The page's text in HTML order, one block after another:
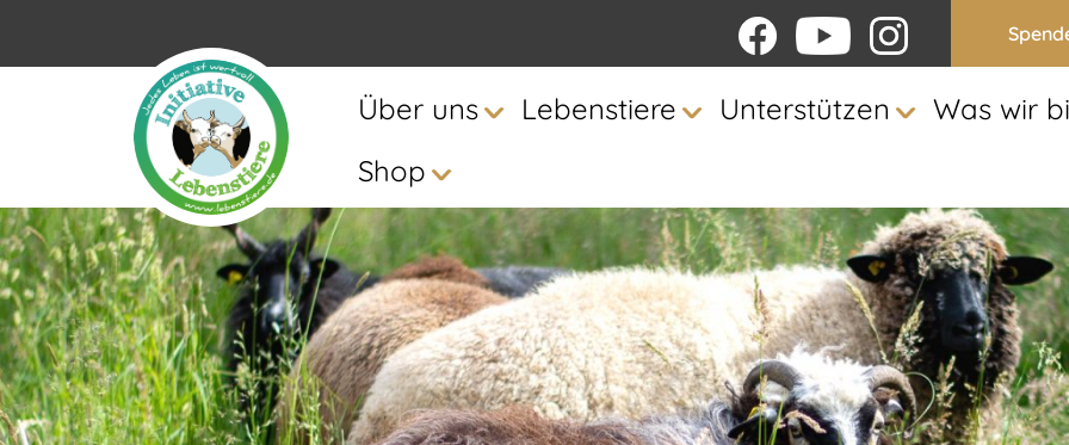
Über uns Lebenstiere Unterstützen
Was wir
Shop